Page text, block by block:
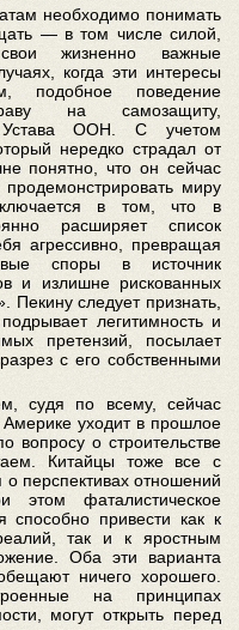
необходимо понимать
— в том числе силой,
жизненно важные
когда эти интересы
подобное поведение
на самозащиту,
Устава ООН. С учетом
нередко страдал от
понятно, что он сейчас
миру
в том, что в
расширяет список
агрессивно, превращая
споры в источник
и излишне рискованных
Пекину следует признать,
легитимность и
претензий, посылает
с его собственными
судя по всему, сейчас
уходит в прошлое
вопросу о строительстве
Китайцы тоже все с
перспективах отношений
фаталистическое
привести как к
так и к яростным
Оба эти варианта
ничего хорошего.
на принципах
могут открыть перед